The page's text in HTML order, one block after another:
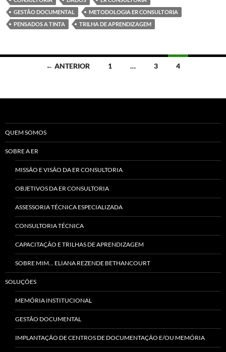
GESTÃO DOCUMENTAL
METODOLOGIA ER CONSULTORIA
PENSADOS A TINTA
TRILHA DE APRENDIZAGEM
Navegação
posts
← ANTERIOR 1 … 3 4
QUEM SOMOS
SOBRE A ER
MISSÃO E VISÃO DA ER CONSULTORIA
OBJETIVOS DA ER CONSULTORIA
ASSESSORIA TÉCNICA ESPECIALIZADA
CONSULTORIA TÉCNICA
CAPACITAÇÃO E TRILHAS DE APRENDIZAGEM
SOBRE MIM… ELIANA REZENDE BETHANCOURT
SOLUÇÕES
MEMÓRIA INSTITUCIONAL
GESTÃO DOCUMENTAL
IMPLANTAÇÃO DE CENTROS DE DOCUMENTAÇÃO E/OU MEMÓRIA